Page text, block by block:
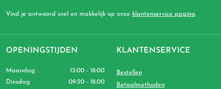
Vind je antwoord snel en makkelijk op onze klantenservice pagina.
OPENINGSTIJDEN
Maandag
13:00 - 18:00
Dinsdag
09:30 - 18:00
KLANTENSERVICE
Bestellen
Betaalmethoden